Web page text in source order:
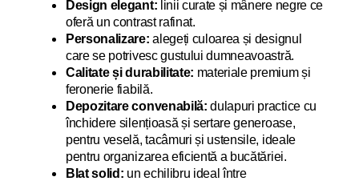
Design elegant: linii curate și mânere negre ce
oferă un contrast rafinat.
Personalizare: alegeți culoarea și designul
care se potrivesc gustului dumneavoastră.
Calitate și durabilitate: materiale premium și
feronerie fiabilă.
Depozitare convenabilă:dulapuri practice cu
închidere silențioasă și sertare generoase,
pentru veselă, tacâmuri și ustensile, ideale
pentru organizarea eficientă a bucătăriei.
Blat solid: un echilibru ideal între